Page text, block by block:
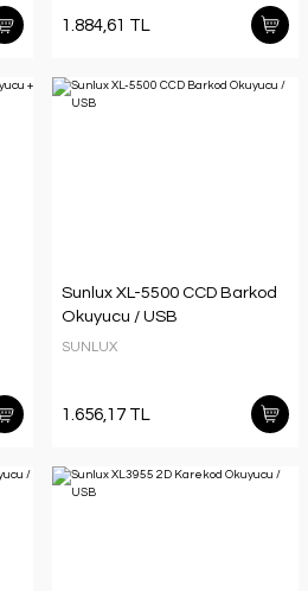
1.884,61 TL
Sunlux XL-5500 CCD Barkod
Okuyucu / USB
SUNLUX
1.656,17 TL